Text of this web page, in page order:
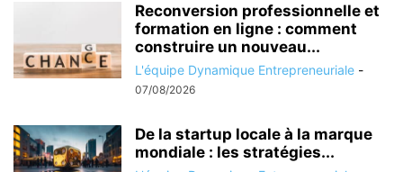
Reconversion professionnelle et
formation en ligne : comment
construire un nouveau...
L'équipe Dynamique Entrepreneuriale -
07/08/2026
De la startup locale à la marque
mondiale : les stratégies...